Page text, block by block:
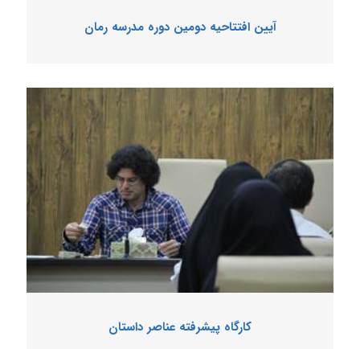
آیین افتتاحیه دومین دوره مدرسه رمان
کارگاه پیشرفته عناصر داستان